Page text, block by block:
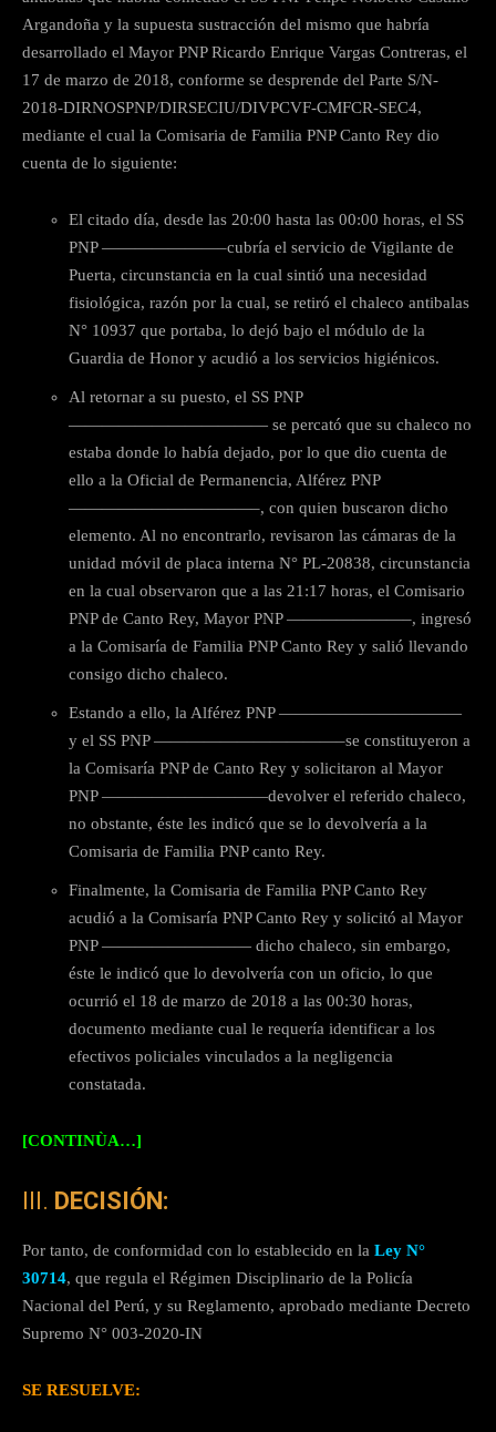
Argandoña y la supuesta sustracción del mismo que habría
desarrollado el Mayor PNP Ricardo Enrique Vargas Contreras, el
17 de marzo de 2018, conforme se desprende del Parte S/N-
2018-DIRNOSPNP/DIRSECIU/DIVPCVF-CMFCR-SEC4,
mediante el cual la Comisaria de Familia PNP Canto Rey dio
cuenta de lo siguiente:
El citado día, desde las 20:00 hasta las 00:00 horas, el SS
PNP ———————–cubría el servicio de Vigilante de
Puerta, circunstancia en la cual sintió una necesidad
fisiológica, razón por la cual, se retiró el chaleco antibalas
N° 10937 que portaba, lo dejó bajo el módulo de la
Guardia de Honor y acudió a los servicios higiénicos.
Al retornar a su puesto, el SS PNP
———————————— se percató que su chaleco no
estaba donde lo había dejado, por lo que dio cuenta de
ello a la Oficial de Permanencia, Alférez PNP
———————————–, con quien buscaron dicho
elemento. Al no encontrarlo, revisaron las cámaras de la
unidad móvil de placa interna N° PL-20838, circunstancia
en la cual observaron que a las 21:17 horas, el Comisario
PNP de Canto Rey, Mayor PNP ———————–, ingresó
a la Comisaría de Familia PNP Canto Rey y salió llevando
consigo dicho chaleco.
Estando a ello, la Alférez PNP ———————————
y el SS PNP ———————————–se constituyeron a
la Comisaría PNP de Canto Rey y solicitaron al Mayor
PNP ——————————devolver el referido chaleco,
no obstante, éste les indicó que se lo devolvería a la
Comisaria de Familia PNP canto Rey.
Finalmente, la Comisaria de Familia PNP Canto Rey
acudió a la Comisaría PNP Canto Rey y solicitó al Mayor
PNP ————————— dicho chaleco, sin embargo,
éste le indicó que lo devolvería con un oficio, lo que
ocurrió el 18 de marzo de 2018 a las 00:30 horas,
documento mediante cual le requería identificar a los
efectivos policiales vinculados a la negligencia
constatada.
[CONTINÙA…]
III. DECISIÓN:
Por tanto, de conformidad con lo establecido en la Ley N°
30714, que regula el Régimen Disciplinario de la Policía
Nacional del Perú, y su Reglamento, aprobado mediante Decreto
Supremo N° 003-2020-IN
SE RESUELVE: